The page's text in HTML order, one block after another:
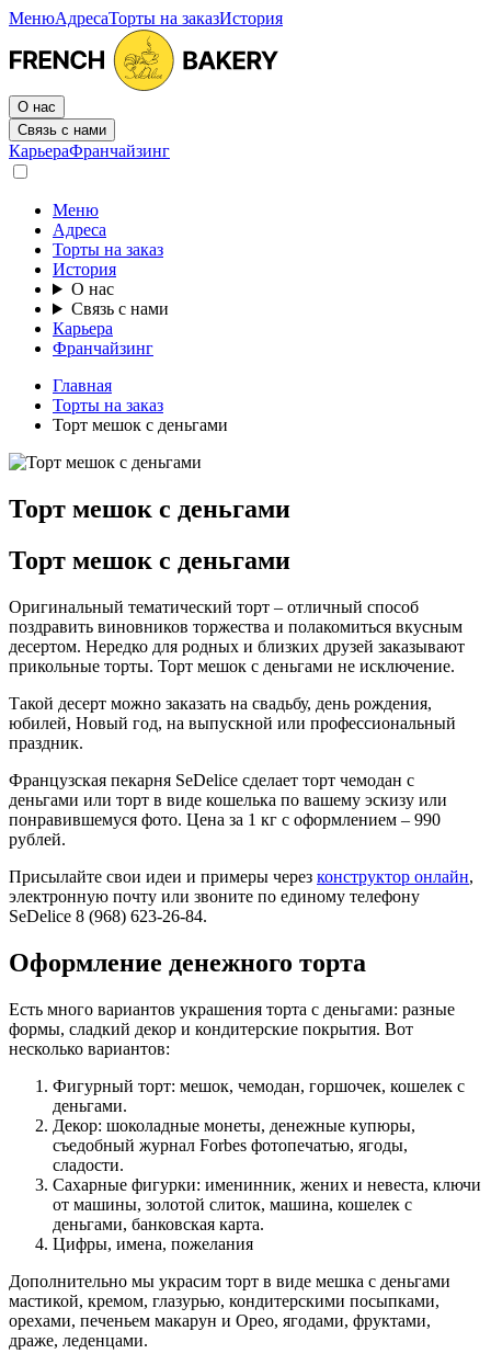
МенюАдресаТорты на заказИстория
О нас
Связь с нами
КарьераФранчайзинг
Меню
Адреса
Торты на заказ
История
О нас
Связь с нами
Карьера
Франчайзинг
Главная
Торты на заказ
Торт мешок с деньгами
Торт мешок с деньгами
Торт мешок с деньгами
Оригинальный тематический торт – отличный способ
поздравить виновников торжества и полакомиться вкусным
десертом. Нередко для родных и близких друзей заказывают
прикольные торты. Торт мешок с деньгами не исключение.
Такой десерт можно заказать на свадьбу, день рождения,
юбилей, Новый год, на выпускной или профессиональный
праздник.
Французская пекарня SeDelice сделает торт чемодан с
деньгами или торт в виде кошелька по вашему эскизу или
понравившемуся фото. Цена за 1 кг с оформлением – 990
рублей.
Присылайте свои идеи и примеры через конструктор онлайн,
электронную почту или звоните по единому телефону
SeDelice 8 (968) 623-26-84.
Оформление денежного торта
Есть много вариантов украшения торта с деньгами: разные
формы, сладкий декор и кондитерские покрытия. Вот
несколько вариантов:
Фигурный торт: мешок, чемодан, горшочек, кошелек с
деньгами.
Декор: шоколадные монеты, денежные купюры,
съедобный журнал Forbes фотопечатью, ягоды,
сладости.
Сахарные фигурки: именинник, жених и невеста, ключи
от машины, золотой слиток, машина, кошелек с
деньгами, банковская карта.
Цифры, имена, пожелания
Дополнительно мы украсим торт в виде мешка с деньгами
мастикой, кремом, глазурью, кондитерскими посыпками,
орехами, печеньем макарун и Орео, ягодами, фруктами,
драже, леденцами.